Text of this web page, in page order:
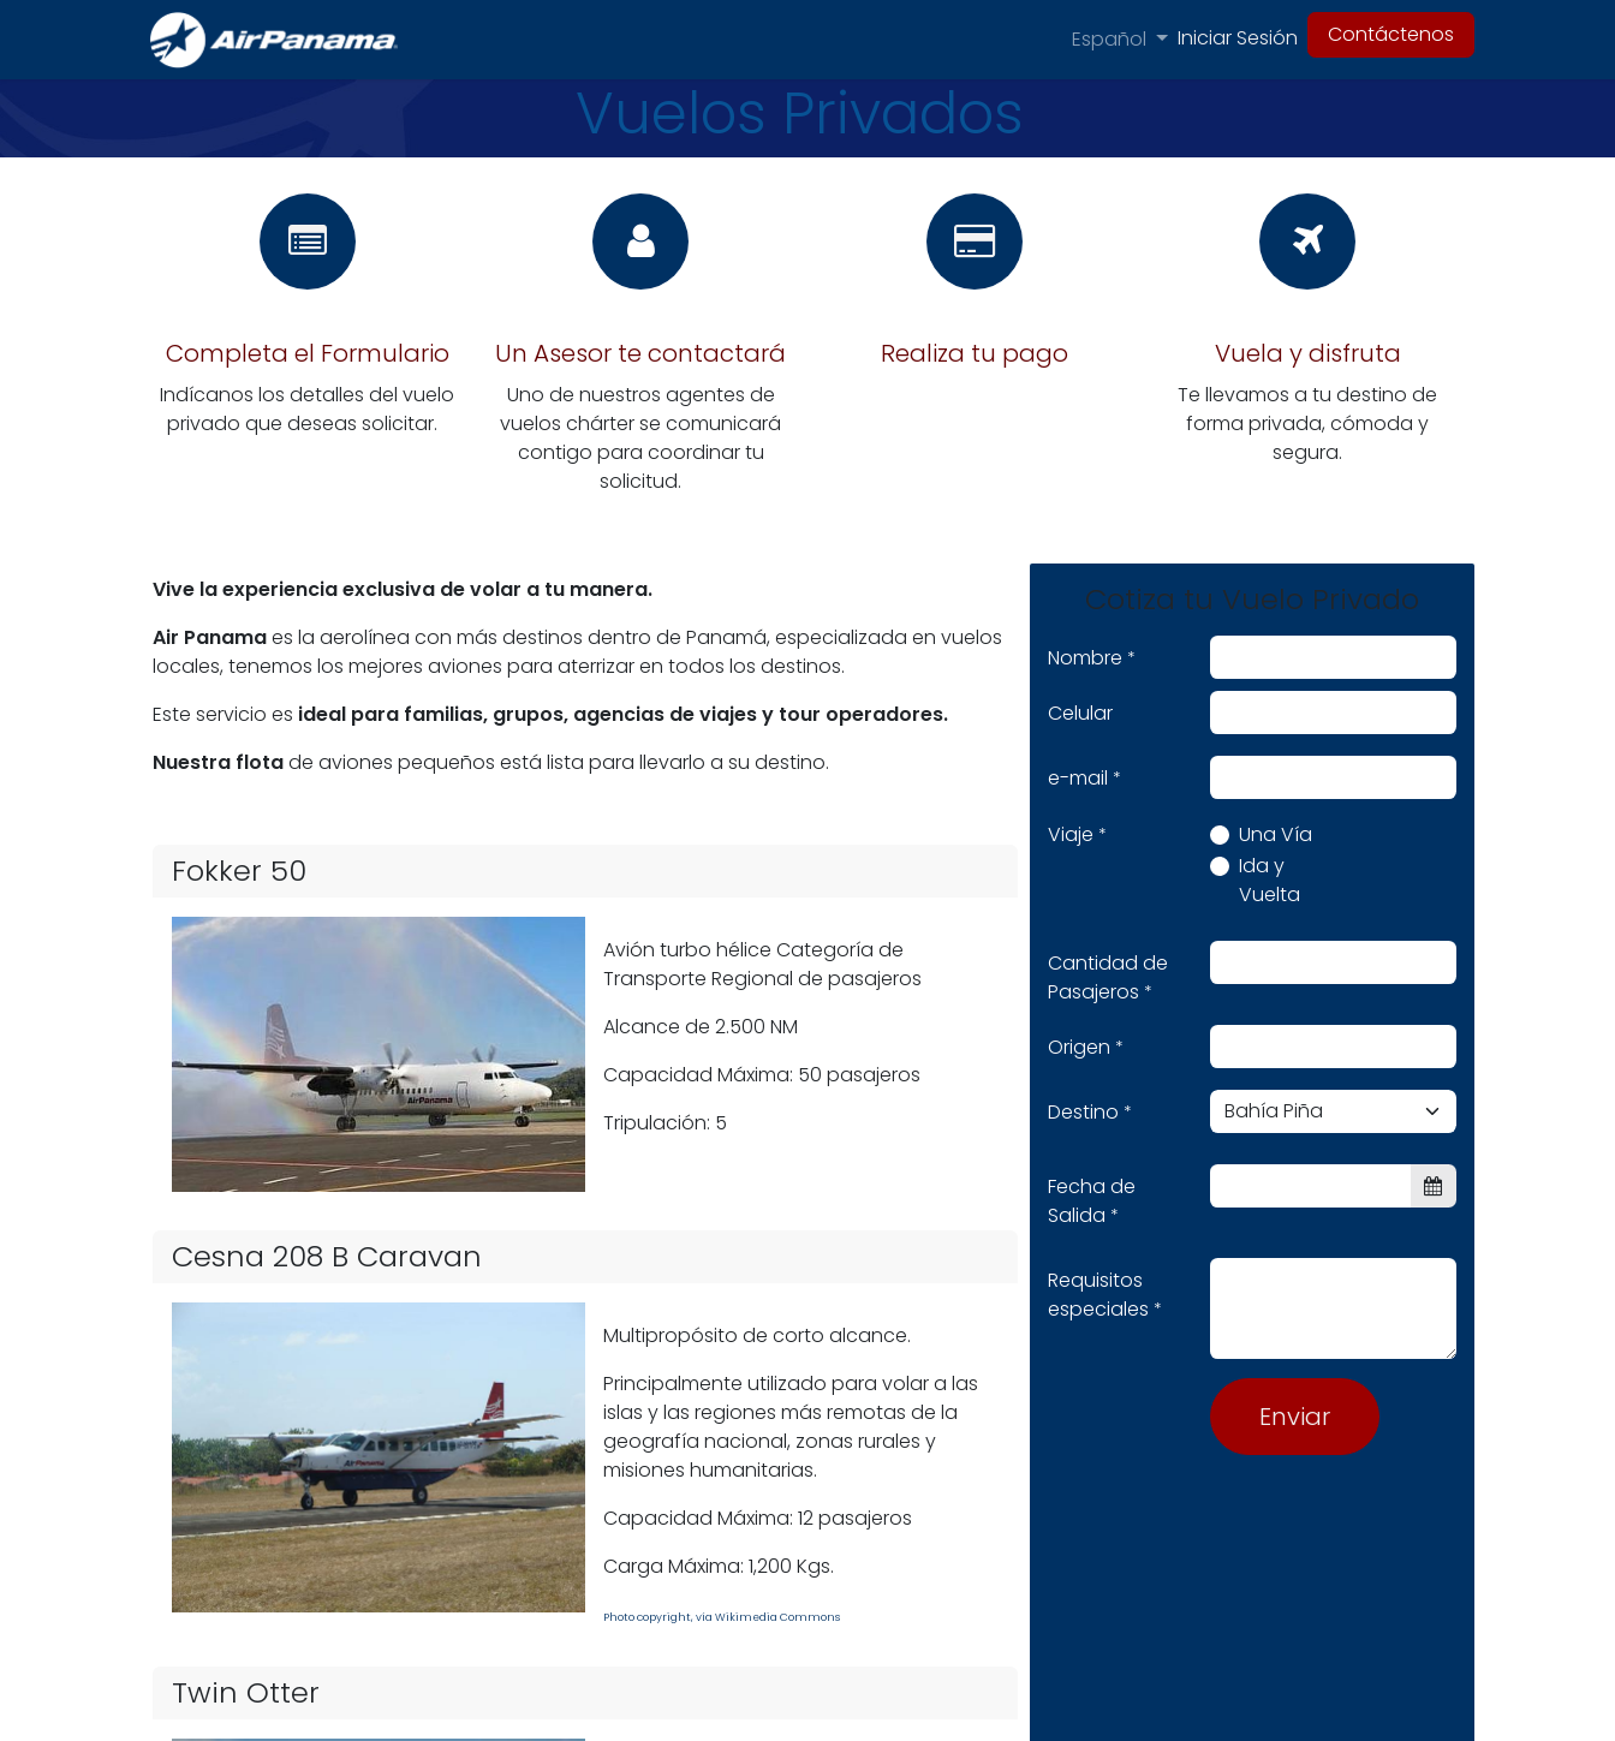
Español Iniciar Sesión Contáctenos
Vuelos ​Privados
Completa el Formulario
Indícanos los detalles delvuelo
privado que deseas solicitar. ​
Un Asesor te contactará
Uno de nuestros agentes de
vueloschárterse comunicará
contigo para coordinar tu
solicitud.
Realiza tu pago Vuela y disfruta
Te llevamos a tu destino de
forma privada, cómoda y
segura.
Cotiza tu Vuelo Privado
Nombre *
Celular
e-mail *
Viaje *
Una Vía
Ida y
Vuelta
Cantidad de
Pasajeros *
Origen *
Destino *
Fecha de
Salida *
Requisitos
especiales *
Enviar
Vive la experiencia exclusiva de volar a tu manera.
Air Panamaes la aerolínea con más destinos dentro de Panamá, especializada en vuelos
locales, tenemos los mejores aviones para aterrizar en todos los destinos.
Este servicio es ideal para familias, grupos, agencias de viajes y tour operadores.
Nuestra flotade aviones pequeños está lista para llevarlo a su destino.
Fokker 50
Avión turbo hélice Categoría de
Transporte Regional de pasajeros
Alcance de 2.500 NM
Capacidad Máxima: 50 pasajeros
Tripulación: 5
Cesna 208 B Caravan
Multipropósito de corto alcance.
Principalmente utilizado para volar a las
islas y las regiones más remotas de la
geografía nacional, zonas rurales y
misiones humanitarias.
Capacidad Máxima: 12 pasajeros
Carga Máxima: 1,200 Kgs.
Photo copyright, vía Wikimedia Commons
Twin Otter